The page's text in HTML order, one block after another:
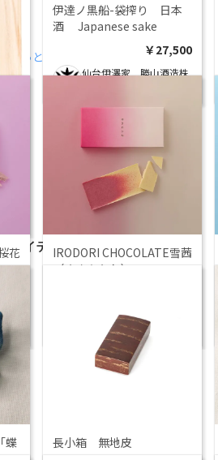
伊達ノ黒船-袋搾り 日本
酒 Japanese sake
￥27,500
仙台伊澤家 勝山酒造株
もっと見る
花
IRODORI CHOCOLATE雪茜
（ゆきあかね）
リトルマザーハウス
アイテムもっと見る
蝶
長小箱 無地皮
る